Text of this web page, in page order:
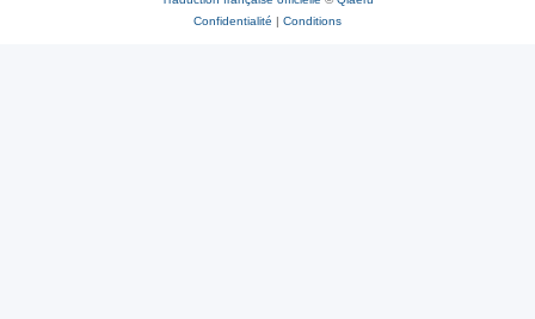
Confidentialité | Conditions